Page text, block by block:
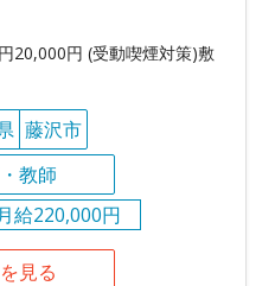
20,000円 (受動喫煙対策)敷
藤沢市
教師
給220,000円
見る